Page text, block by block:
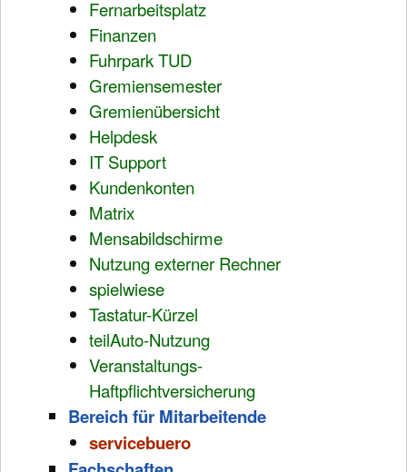
Fernarbeitsplatz
Finanzen
Fuhrpark TUD
Gremiensemester
Gremienübersicht
Helpdesk
IT Support
Kundenkonten
Matrix
Mensabildschirme
Nutzung externer Rechner
spielwiese
Tastatur-Kürzel
teilAuto-Nutzung
Veranstaltungs-
Haftpflichtversicherung
Bereich für Mitarbeitende
servicebuero